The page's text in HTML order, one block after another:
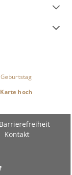
hoch
Barrierefreiheit
Kontakt